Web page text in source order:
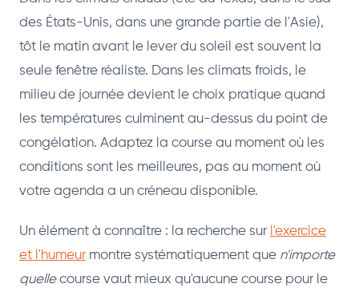
des États-Unis, dans une grande partie de l'Asie),
tôt le matin avant le lever du soleil est souvent la
seule fenêtre réaliste. Dans les climats froids, le
milieu de journée devient le choix pratique quand
les températures culminent au-dessus du point de
congélation. Adaptez la course au moment où les
conditions sont les meilleures, pas au moment où
votre agenda a un créneau disponible.
Un élément à connaître : la recherche sur l'exercice
et l'humeur montre systématiquement que n'importe
quellecourse vaut mieux qu'aucune course pour le